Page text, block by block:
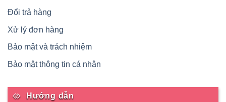
Đổi trả hàng
Xử lý đơn hàng
Bảo mật và trách nhiệm
Bảo mật thông tin cá nhân
Hướng dẫn